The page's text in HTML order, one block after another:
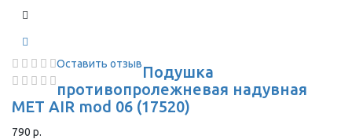
Оставить отзывПодушка
противопролежневая надувная
MET AIR mod 06 (17520)
790 р.